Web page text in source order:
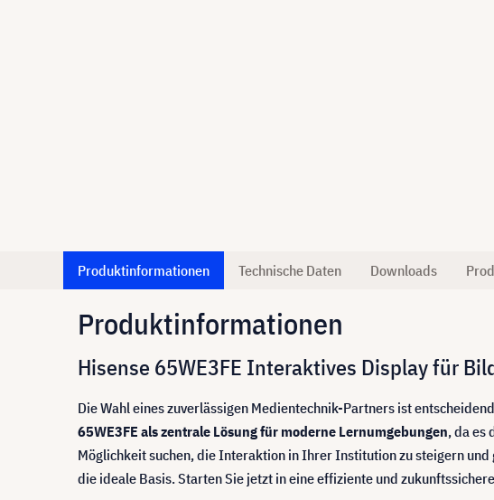
Produktinformationen Technische Daten Downloads
Produktinformationen
Hisense 65WE3FE Interaktives Display für
Die Wahl eines zuverlässigen Medientechnik-Partners ist
65WE3FE als zentrale Lösung für moderne Lernumgebungen, da es
Möglichkeit suchen, die Interaktion in Ihrer Institution zu steigern
die ideale Basis. Starten Sie jetzt in eine effiziente und